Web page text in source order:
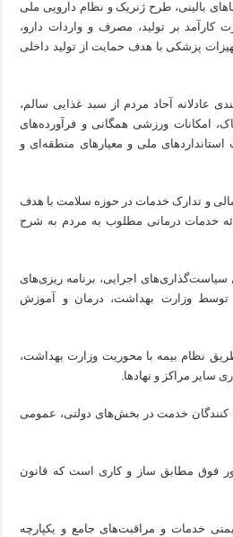
بالینی، طرح ژنریک و نظام دارویی ملی
بر تولید، مصرف و واردات دارو،
پزشکی با هدف حمایت از تولید داخلی
عادلانه آحاد مردم از سبد غذایی سالم،
امکانات ورزشی همگانی و فرآورده‌های
ملی و معیارهای منطقه‌ای و
مالی و تدارک خدمات در حوزه سلامت با هدف
خدمات درمانی مطلوب به مردم به شرح
سیاست‌گذاری‌های اجرایی، برنامه ریزی‌های
توسط وزارت بهداشت، درمان و آموزش
طریق نظام بیمه با محوریت وزارت بهداشت،
سایر مراکز و نهادها.
کنندگان خدمت در بخش‌های دولتی، عمومی
فوق مطابق ساز و کاری است که قانون
خدمات و مراقبت‌های جامع و یکپارچه